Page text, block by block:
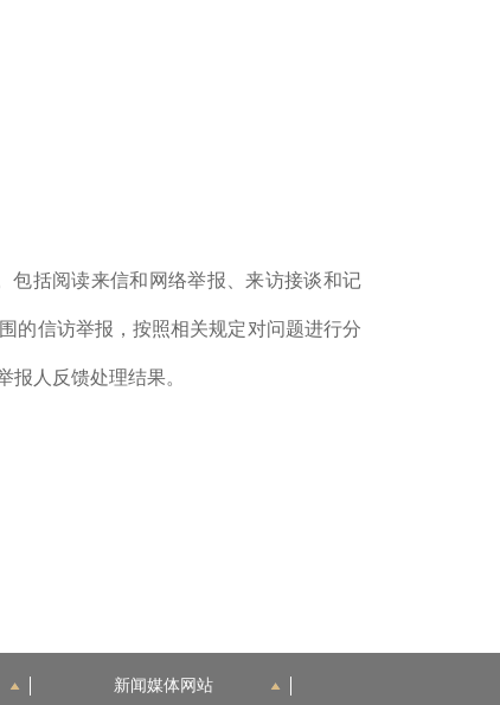
包括阅读来信和网络举报、来访接谈和记
的信访举报，按照相关规定对问题进行分
人反馈处理结果。
新闻媒体网站